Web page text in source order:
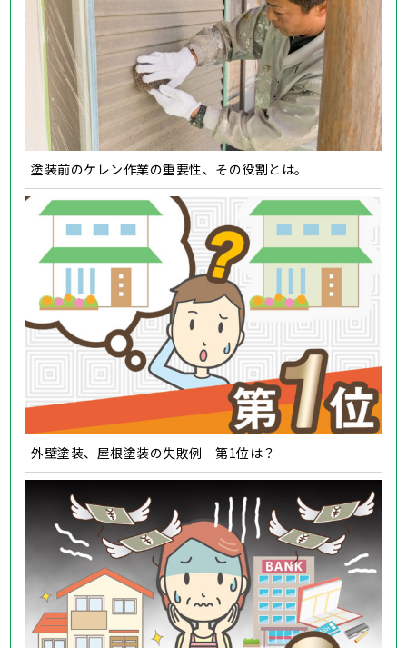
塗装前のケレン作業の重要性、その役割とは。
外壁塗装、屋根塗装の失敗例 第1位は？